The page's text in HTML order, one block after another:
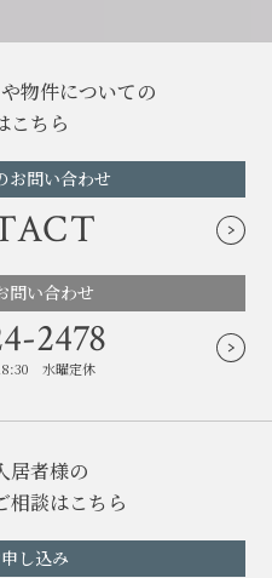
物件についての
こちら
お問い合わせ
問い合わせ
2478
水曜定休
居者様の
相談はこちら
し込み